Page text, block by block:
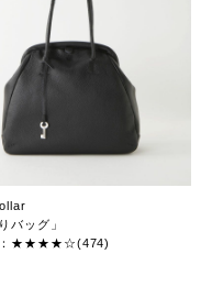
バッグ」
：★★★★☆(474)